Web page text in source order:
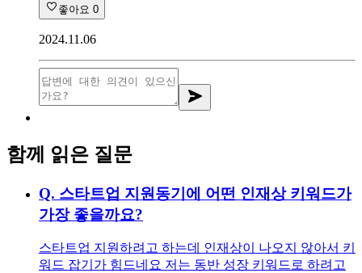
좋아요 0
2024.11.06
함께 읽은 질문
Q. 스타트업 지원동기에 어떤 인재상 키워드가
가장 좋을까요?
스타트업 지원하려고 하는데 인재상이 나오지 않아서 키
워드 잡기가 힘드네요 저는 동반 성장 키워드로 하려고